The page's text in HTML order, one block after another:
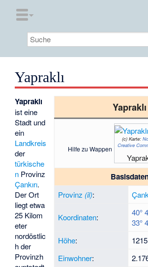
Yapraklı
Yapraklı
Hilfe zu Wappen
(c)Karte:
Creative
Provinz (il):
Koordinaten: 40°
33°
Höhe: 1215
Einwohner:
Yapraklı
ist eine
Stadt und
ein
Landkreis
der
türkische
n Provinz
Çankırı.
Der Ort
liegt etwa
25 Kilom
eter
nordöstlic
h der
Provinzh